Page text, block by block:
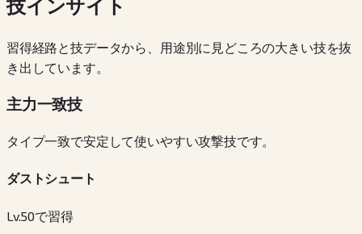
技インサイト
習得経路と技データから、用途別に見どころの大きい技を抜
き出しています。
主力一致技
タイプ一致で安定して使いやすい攻撃技です。
ダストシュート
Lv.50で習得